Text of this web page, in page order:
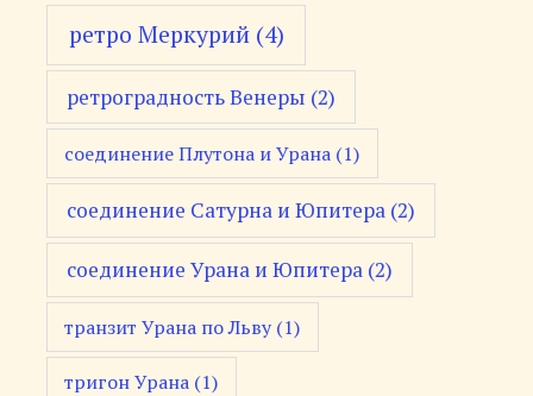
ретро Меркурий(4)
ретроградность Венеры (2)
соединение Плутона и Урана (1)
соединение Сатурна и Юпитера(2)
соединение Урана и Юпитера(2)
транзит Урана по Льву(1)
тригон Урана (1)